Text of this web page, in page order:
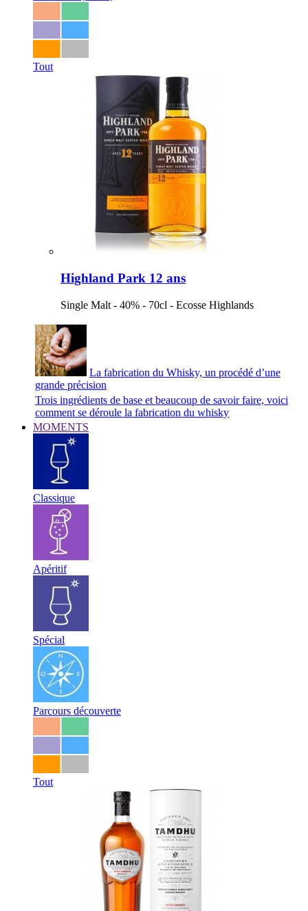
Tout
Highland Park 12 ans
Single Malt - 40% - 70cl - Ecosse Highlands
La fabrication du Whisky, un procédé d’une
grande précision
Trois ingrédients de base et beaucoup de savoir faire, voici
comment se déroule la fabrication du whisky
MOMENTS
Classique
Apéritif
Spécial
Parcours découverte
Tout